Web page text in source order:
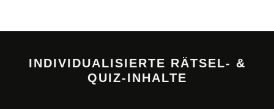
INDIVIDUALISIERTE RÄTSEL- &
QUIZ-INHALTE